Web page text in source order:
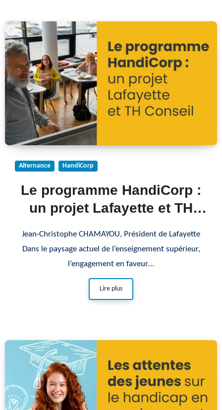
Alternance HandiCorp
Le programme HandiCorp :
un projet Lafayette et TH
Jean-Christophe CHAMAYOU, Président de Lafayette
Dans le paysage actuel de l’enseignement supérieur,
l’engagement en faveur…
Lire plus